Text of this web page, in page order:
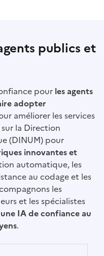
publics et
pour les agents
adopter
améliorer les services
la Direction
(DINUM) pour
innovantes et
automatique, les
au codage et les
les
et les spécialistes
IA de confiance au
.